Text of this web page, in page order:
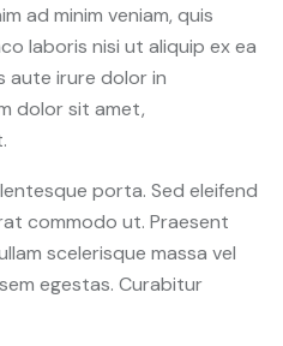
ad minim veniam, quis
laboris nisi ut aliquip ex ea
aute irure dolor in
dolor sit amet,
porta. Sed eleifend
commodo ut. Praesent
scelerisque massa vel
egestas. Curabitur